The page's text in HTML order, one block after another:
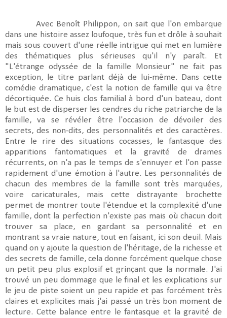
Avec Benoît Philippon, on sait que l'on embarque
dans une histoire assez loufoque, très fun et drôle à souhait
mais sous couvert d'une réelle intrigue qui met en lumière
des thématiques plus sérieuses qu'il n'y paraît. Et
"L'étrange odyssée de la famille Monsieur" ne fait pas
exception, le titre parlant déjà de lui-même. Dans cette
comédie dramatique, c'est la notion de famille qui va être
décortiquée. Ce huis clos familial à bord d'un bateau, dont
le but est de disperser les cendres du riche patriarche de la
famille, va se révéler être l'occasion de dévoiler des
secrets, des non-dits, des personnalités et des caractères.
Entre le rire des situations cocasses, le fantasque des
apparitions fantomatiques et la gravité de drames
récurrents, on n'a pas le temps de s'ennuyer et l'on passe
rapidement d'une émotion à l'autre. Les personnalités de
chacun des membres de la famille sont très marquées,
voire caricaturales, mais cette distrayante brochette
permet de montrer toute l'étendue et la complexité d'une
famille, dont la perfection n'existe pas mais où chacun doit
trouver sa place, en gardant sa personnalité et en
montrant sa vraie nature, tout en faisant, ici son deuil. Mais
quand on y ajoute la question de l'héritage, de la richesse et
des secrets de famille, cela donne forcément quelque chose
un petit peu plus explosif et grinçant que la normale. J'ai
trouvé un peu dommage que le final et les explications sur
le jeu de piste soient un peu rapide et pas forcément très
claires et explicites mais j'ai passé un très bon moment de
lecture. Cette balance entre le fantasque et la gravité de